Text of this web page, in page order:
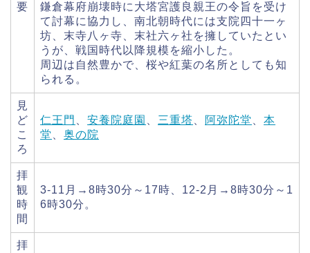
要
鎌倉幕府崩壊時に大塔宮護良親王の令旨を受け
て討幕に協力し、南北朝時代には支院四十一ヶ
坊、末寺八ヶ寺、末社六ヶ社を擁していたとい
うが、戦国時代以降規模を縮小した。
周辺は自然豊かで、桜や紅葉の名所としても知
られる。
見
ど
こ
ろ
仁王門 安養院庭園 三重塔 阿弥陀堂
本
堂
奥の院
拝
観
時
間
3-11月→8時30分～17時、12-2月→8時30分～1
6時30分。
拝